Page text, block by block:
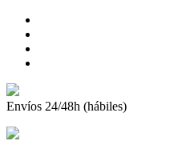
Envíos 24/48h (hábiles)